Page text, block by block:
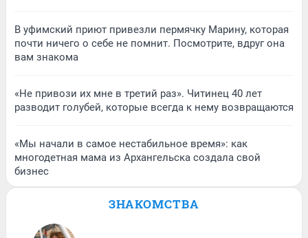
В уфимский приют привезли пермячку Марину, которая
почти ничего о себе не помнит. Посмотрите, вдруг она
вам знакома
«Не привози их мне в третий раз». Читинец 40 лет
разводит голубей, которые всегда к нему возвращаются
«Мы начали в самое нестабильное время»: как
многодетная мама из Архангельска создала свой
бизнес
ЗНАКОМСТВА